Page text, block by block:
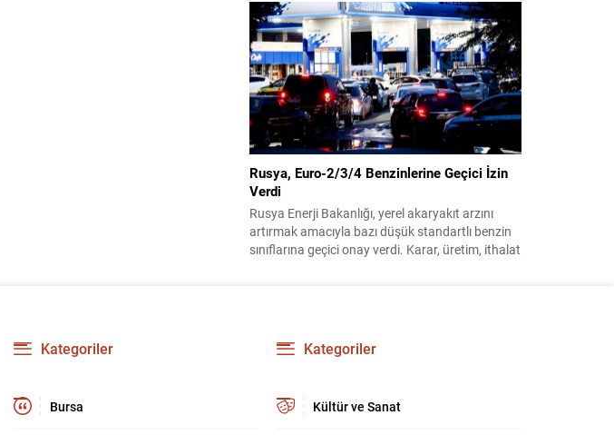
komisyonda kabul edildi ve bir dizi düzenleme
benimsendi. Teklif kapsamında, vazife
malullerinden hayatını kaybedenlerin anne ve
babalarına bağlanacak aylık tutarının, net asgari
ücretin altında olmayacağı hükme bağlanıyor....
Rusya, Euro-2/3/4 Benzinlerine Geçici İzin
Verdi
Rusya Enerji Bakanlığı, yerel akaryakıt arzını
artırmak amacıyla bazı düşük standartlı benzin
sınıflarına geçici onay verdi. Karar, üretim, ithalat
kararın geçici olduğu ve uzun vadeli çevre
hedeflerinden sapma amaçlanmadığı...
Kategoriler
Bursa
Kategoriler
Kültür ve Sanat